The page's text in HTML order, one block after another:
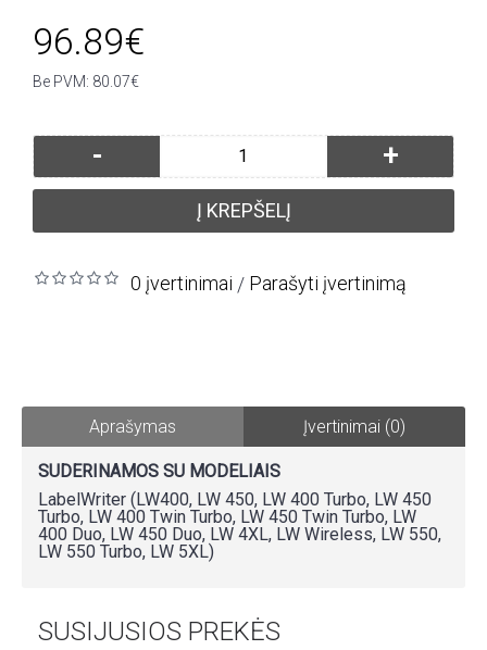
96.89€
Be PVM: 80.07€
- +
Į KREPŠELĮ
0 įvertinimai / Parašyti įvertinimą
Aprašymas Įvertinimai (0)
SUDERINAMOS SU MODELIAIS
LabelWriter (LW400, LW 450, LW 400 Turbo, LW 450
Turbo, LW 400 Twin Turbo, LW 450 Twin Turbo, LW
400 Duo, LW 450 Duo, LW 4XL, LW Wireless, LW 550,
LW 550 Turbo, LW 5XL)
SUSIJUSIOS PREKĖS